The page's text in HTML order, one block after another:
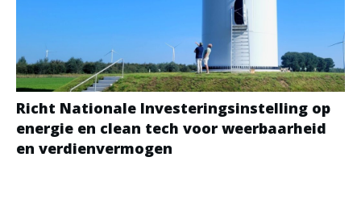
Richt Nationale Investeringsinstelling op
energie en clean tech voor weerbaarheid
en verdienvermogen